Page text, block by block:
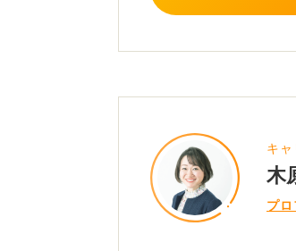
に対して自分なりの
さらに、取材現場で
一つひとつ丁寧に
キ
木
プロ